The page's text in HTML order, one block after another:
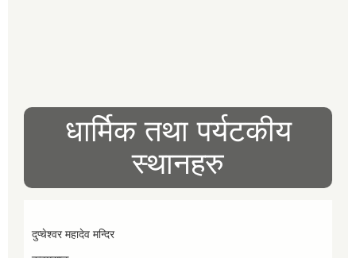
धार्मिक तथा पर्यटकीय
स्थानहरु
दुप्चेश्वर महादेव मन्दिर